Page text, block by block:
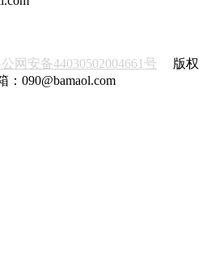
网安备44030502004661号 版权
090@bamaol.com